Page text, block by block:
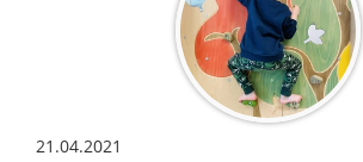
21.04.2021